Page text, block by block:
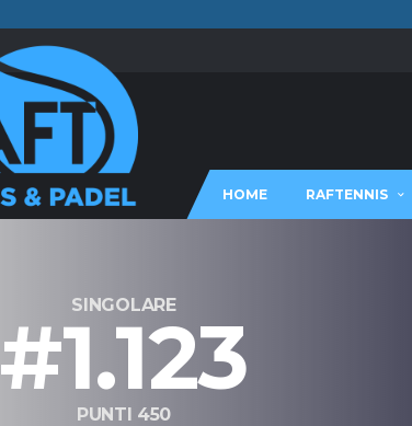
HOME RAFTENNIS
SINGOLARE
#1.123
PUNTI 450